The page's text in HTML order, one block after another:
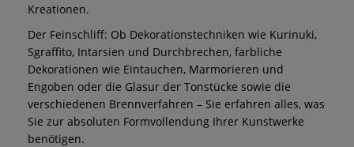
Kreationen.
Der Feinschliff: Ob Dekorationstechniken wie Kurinuki,
Sgraffito, Intarsien und Durchbrechen, farbliche
Dekorationen wie Eintauchen, Marmorieren und
Engoben oder die Glasur der Tonstücke sowie die
verschiedenen Brennverfahren – Sie erfahren alles, was
Sie zur absoluten Formvollendung Ihrer Kunstwerke
benötigen.